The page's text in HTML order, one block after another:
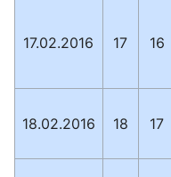
17.02.2016 17 16
18.02.2016 18 17